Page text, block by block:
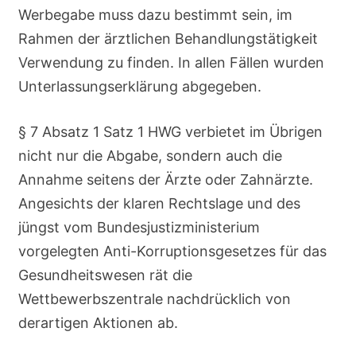
Werbegabe muss dazu bestimmt sein, im
Rahmen der ärztlichen Behandlungstätigkeit
Verwendung zu finden. In allen Fällen wurden
Unterlassungserklärung abgegeben.
§ 7 Absatz 1 Satz 1 HWG verbietet im Übrigen
nicht nur die Abgabe, sondern auch die
Annahme seitens der Ärzte oder Zahnärzte.
Angesichts der klaren Rechtslage und des
jüngst vom Bundesjustizministerium
vorgelegten Anti-Korruptionsgesetzes für das
Gesundheitswesen rät die
Wettbewerbszentrale nachdrücklich von
derartigen Aktionen ab.